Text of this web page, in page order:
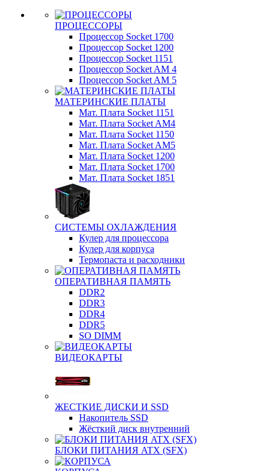
ПРОЦЕССОРЫ
Процессор Socket 1700
Процессор Socket 1200
Процессор Socket 1151
Процессор Socket AM 4
Процессор Socket AM 5
МАТЕРИНСКИЕ ПЛАТЫ
Мат. Плата Socket 1151
Мат. Плата Socket AM4
Мат. Плата Socket 1150
Мат. Плата Socket AM5
Мат. Плата Socket 1200
Мат. Плата Socket 1700
Мат. Плата Socket 1851
СИСТЕМЫ ОХЛАЖДЕНИЯ
Кулер для процессора
Кулер для корпуса
Термопаста и расходники
ОПЕРАТИВНАЯ ПАМЯТЬ
DDR2
DDR3
DDR4
DDR5
SO DIMM
ВИДЕОКАРТЫ
ЖЕСТКИЕ ДИСКИ И SSD
Накопитель SSD
Жёсткий диск внутренний
БЛОКИ ПИТАНИЯ ATX (SFX)